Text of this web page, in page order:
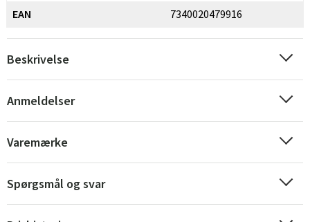
EAN 7340020479916
Beskrivelse
Anmeldelser
Varemærke
Spørgsmål og svar